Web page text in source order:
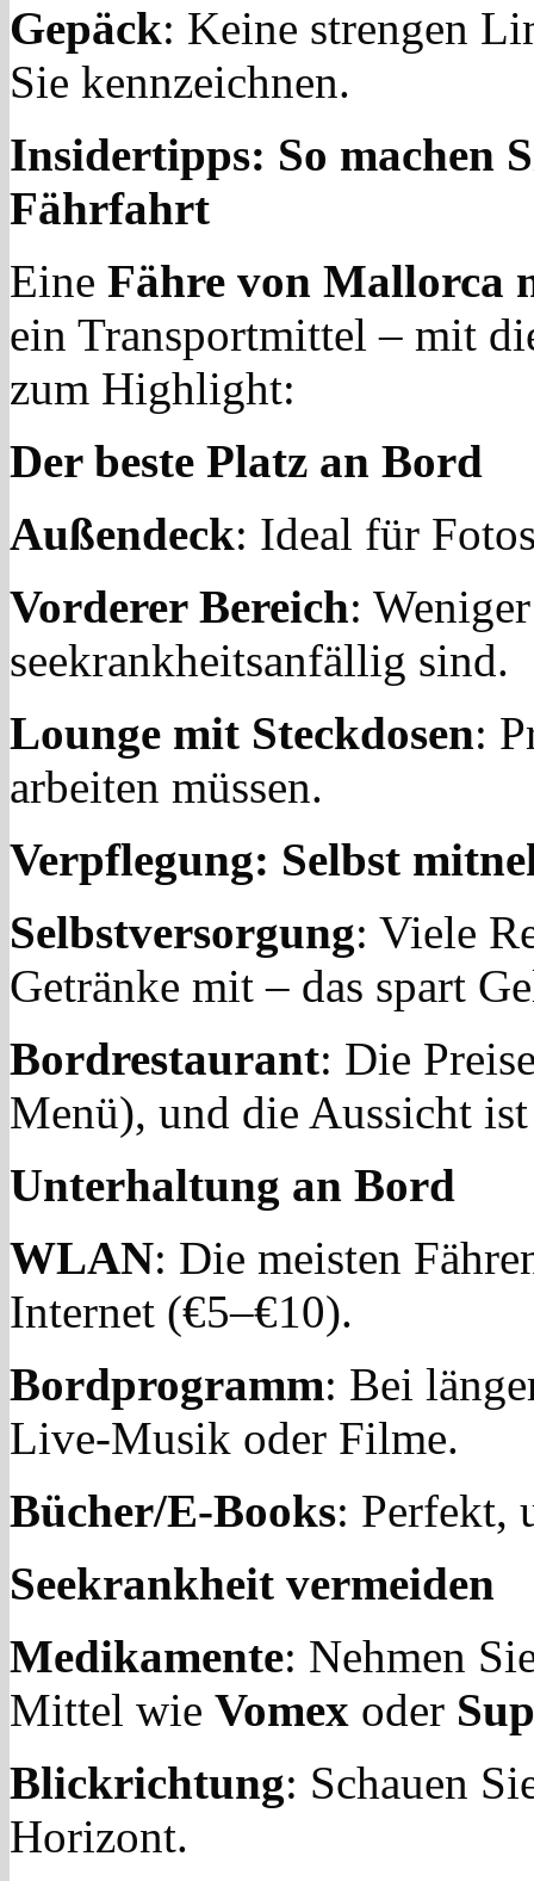
Gepäck: Keine strengen
Sie kennzeichnen.
Insidertipps: So machen
Fährfahrt
Eine Fähre von Mallorca
ein Transportmittel – mit
zum Highlight:
Der beste Platz an Bord
Außendeck: Ideal für
Vorderer Bereich:
seekrankheitsanfällig sind.
Lounge mit Steckdosen:
arbeiten müssen.
Verpflegung: Selbst
Selbstversorgung: Viele
Getränke mit – das spart
Bordrestaurant: Die
Menü), und die Aussicht
Unterhaltung an Bord
WLAN: Die meisten
Internet (€5–€10).
Bordprogramm: Bei
Live-Musik oder Filme.
Bücher/E-Books: Perfekt,
Seekrankheit vermeiden
Medikamente: Nehmen
Mittel wie Vomex oder
Blickrichtung: Schauen
Horizont.